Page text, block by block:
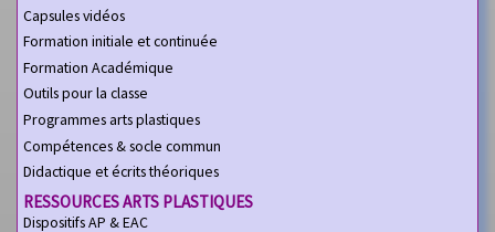
Capsules vidéos
Formation initiale et continuée
Formation Académique
Outils pour la classe
Programmes arts plastiques
Compétences & socle commun
Didactique et écrits théoriques
RESSOURCES ARTS PLASTIQUES
Dispositifs AP & EAC